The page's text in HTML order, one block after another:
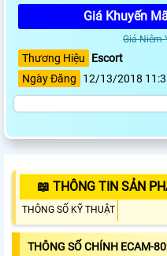
Giá Khuyến
Giá Niêm
Thương Hiệu
Escort
Ngày Đăng
12/13/2018
📖 THÔNG TIN SẢN
THÔNG SỐ KỸ THUẬT
THÔNG SỐ CHÍNH ECAM-